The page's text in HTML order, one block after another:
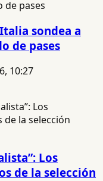
sondea a
de pases
10:27
Los
de la selección